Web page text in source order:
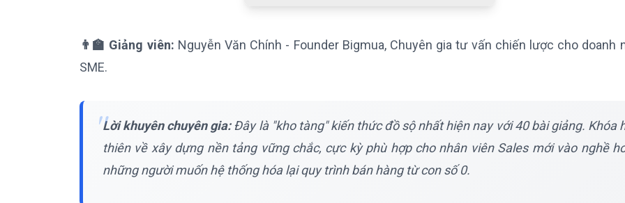
👨‍🏫 Giảng viên: Nguyễn Văn Chính - Founder Bigmua, Chuyên gia tư vấn chiến lược cho doanh
SME.
Lời khuyên chuyên gia:Đây là "kho tàng" kiến thức đồ sộ nhất hiện nay với 40 bài giảng. Khóa
thiên về xây dựng nền tảng vững chắc, cực kỳ phù hợp cho nhân viên Sales mới vào nghề
những người muốn hệ thống hóa lại quy trình bán hàng từ con số 0.